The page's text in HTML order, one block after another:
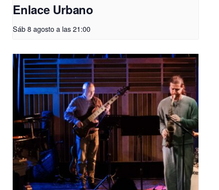
Enlace Urbano
Sáb 8 agosto a las 21:00